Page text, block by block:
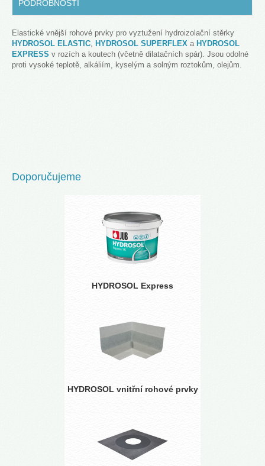
PODROBNOSTI
Elastické vnější rohové prvky pro vyztužení hydroizolační stěrky
HYDROSOL ELASTIC HYDROSOL SUPERFLEX a HYDROSOL
EXPRESS v rozích a koutech (včetně dilatačních spár). Jsou odolné
proti vysoké teplotě, alkáliím, kyselým a solným roztokům, olejům.
Doporučujeme
HYDROSOL Express
HYDROSOL vnitřní rohové prvky